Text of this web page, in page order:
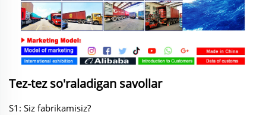
Tez-tez so'raladigan savollar
S1: Siz fabrikamisiz?